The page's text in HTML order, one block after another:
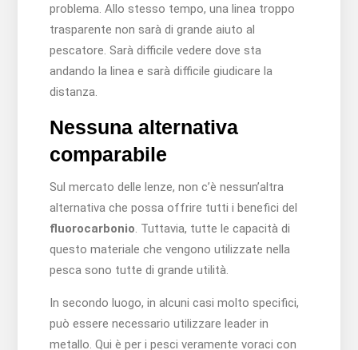
problema. Allo stesso tempo, una linea troppo
trasparente non sarà di grande aiuto al
pescatore. Sarà difficile vedere dove sta
andando la linea e sarà difficile giudicare la
distanza.
Nessuna alternativa
comparabile
Sul mercato delle lenze, non c’è nessun’altra
alternativa che possa offrire tutti i benefici del
fluorocarbonio. Tuttavia, tutte le capacità di
questo materiale che vengono utilizzate nella
pesca sono tutte di grande utilità.
In secondo luogo, in alcuni casi molto specifici,
può essere necessario utilizzare leader in
metallo. Qui è per i pesci veramente voraci con